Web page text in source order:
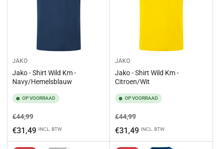
JAKO
Jako - Shirt Wild Km -
Navy/Hemelsblauw
OP VOORRAAD
Normale
prijs
€44,99Aanbiedingsprijs
€31,49 INCL. BTW
JAKO
Jako - Shirt Wild Km -
Citroen/Wit
OP VOORRAAD
Normale
prijs
€44,99Aanbiedingsprijs
€31,49 INCL. BTW